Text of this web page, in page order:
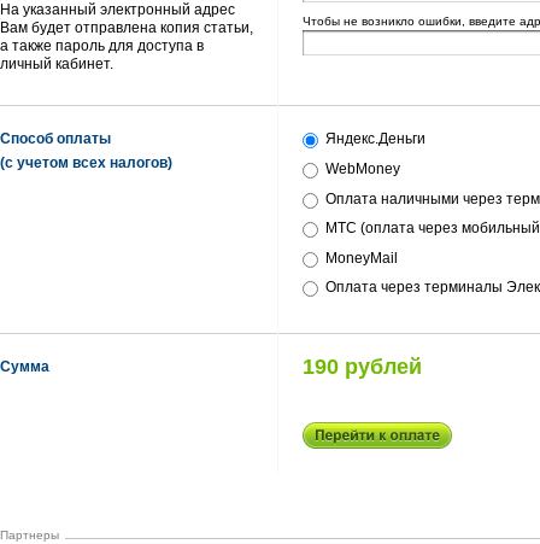
На указанный электронный адрес
Вам будет отправлена копия статьи,
а также пароль для доступа в
личный кабинет.
Чтобы не возникло ошибки, введите
Способ оплаты
(с учетом всех налогов)
Яндекс.Деньги
WebMoney
Оплата наличными через
МТС (оплата через
MoneyMail
Оплата через терминалы
Сумма 190 рублей
Партнеры